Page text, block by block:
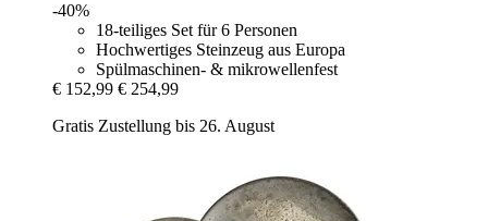
-40%
18-teiliges Set für 6 Personen
Hochwertiges Steinzeug aus Europa
Spülmaschinen- & mikrowellenfest
€ 152,99 € 254,99
Gratis Zustellung bis 26. August